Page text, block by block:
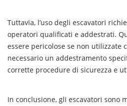
Tuttavia, l’uso degli escavatori
operatori qualificati e addestrati.
essere pericolose se non utilizzate
necessario un addestramento
corrette procedure di sicurezza e
In conclusione, gli escavatori sono